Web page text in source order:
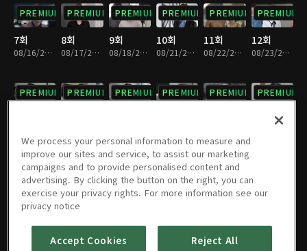
PREMIUM
7회
08/16/2023 • 35분
PREMIUM
8회
08/17/2023 • 34분
PREMIUM
9회
08/18/2023 • 34분
PREMIUM
10회
08/21/2023 • 33분
PREMIUM
11회
08/22/2023 • 32분
PREMIUM
12회
08/23/2023 • 34분
PREMIUM PREMIUM PREMIUM PREMIUM PREMIUM PREMIUM
PREMIUM
19회
09/01/2023 • 33분
PREMIUM
20회
PREMIUM
21회
PREMIUM
22회
PREMIUM
23회 24회
We process your personal information to measure and
improve our sites and service, to assist our marketing
campaigns and to provide personalised content and
advertising. By clicking the button on the right, you can
exercise your privacy rights. For more information see our
privacy notice
Accept Cookies Reject All